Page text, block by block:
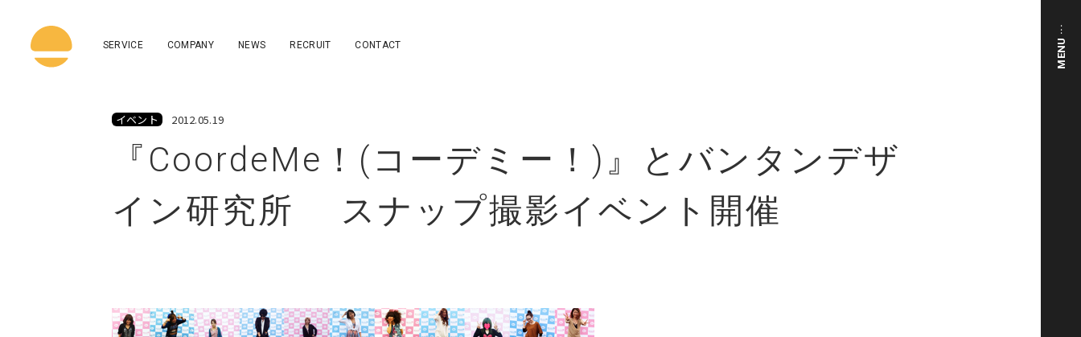
MENU ···
SERVICE COMPANY NEWS RECRUIT CONTACT
イベント 2012.05.19
『CoordeMe！(コーデミー！)』とバンタンデザ
イン研究所 スナップ撮影イベント開催